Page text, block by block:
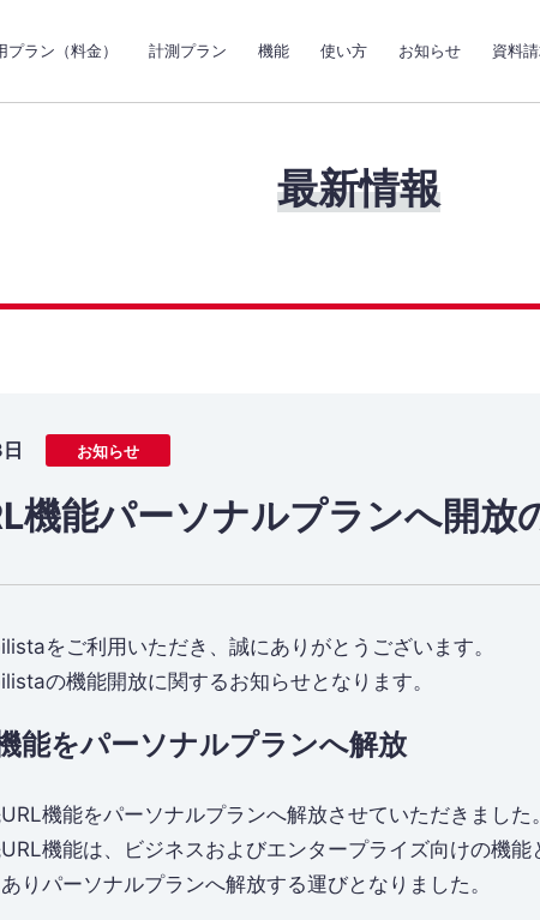
プラン（料金） 計測プラン 機能 使い方 お知らせ 資料
最新情報
お知らせ
機能パーソナルプランへ開放
をご利用いただき、誠にありがとうございます。
の機能開放に関するお知らせとなります。
能をパーソナルプランへ解放
機能をパーソナルプランへ解放させていただきました。
機能は、ビジネスおよびエンタープライズ向けの機
りパーソナルプランへ解放する運びとなりました。